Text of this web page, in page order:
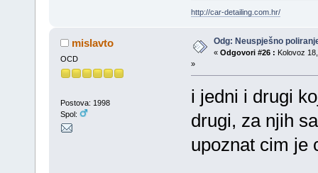
http://car-detailing.com.hr/
mislavto
OCD
Postova: 1998
Spol:
Odg: Neuspješno
« Odgovori #26 : Kolovoz
»
i jedni i drugi
drugi, za njih
upoznat cim je